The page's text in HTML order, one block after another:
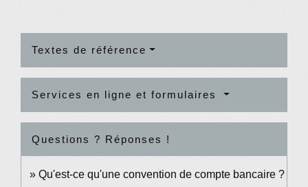
Textes de référence
Services en ligne et formulaires
Questions ? Réponses !
Qu'est-ce qu'une convention de compte bancaire ?